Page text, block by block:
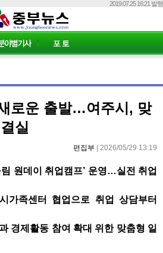
2019.07.25 16:21 발행
로운 출발…여주시, 맞
실
편집부 | 2026/05/29 13:19
원데이 취업캠프’ 운영…실전 취업
가족센터 협업으로 취업 상담부터
경제활동 참여 확대 위한 맞춤형 일